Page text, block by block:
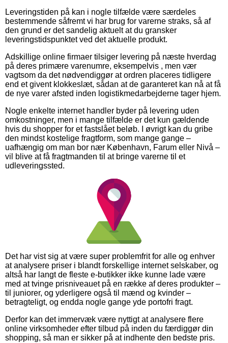
Leveringstiden på kan i nogle tilfælde være særdeles
bestemmende såfremt vi har brug for varerne straks, så af
den grund er det sandelig aktuelt at du gransker
leveringstidspunktet ved det aktuelle produkt.
Adskillige online firmaer tilsiger levering på næste hverdag
på deres primære varenumre, eksempelvis , men vær
vagtsom da det nødvendiggør at ordren placeres tidligere
end et givent klokkeslæt, sådan at de garanteret kan nå at få
de nye varer afsted inden logistikmedarbejderne tager hjem.
Nogle enkelte internet handler byder på levering uden
omkostninger, men i mange tilfælde er det kun gældende
hvis du shopper for et fastslået beløb. I øvrigt kan du gribe
den mindst kostelige fragtform, som mange gange –
uafhængig om man bor nær København, Farum eller Nivå –
vil blive at få fragtmanden til at bringe varerne til et
udleveringssted.
Det har vist sig at være super problemfrit for alle og enhver
at analysere priser i blandt forskellige internet selskaber, og
altså har langt de fleste e-butikker ikke kunne lade være
med at tvinge prisniveauet på en række af deres produkter –
til juniorer, og yderligere også til mænd og kvinder –
betragteligt, og endda nogle gange yde portofri fragt.
Derfor kan det immervæk være nyttigt at analysere flere
online virksomheder efter tilbud på inden du færdiggør din
shopping, så man er sikker på at indhente den bedste pris.